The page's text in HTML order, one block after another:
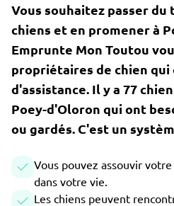
Vous souhaitez passer du
chiens et en promener à
Emprunte Mon Toutou
propriétaires de chien qui
d'assistance. Il y a 77
Poey-d'Oloron qui ont
ou gardés. C'est un
Vous pouvez assouvir
dans votre vie.
Les chiens peuvent